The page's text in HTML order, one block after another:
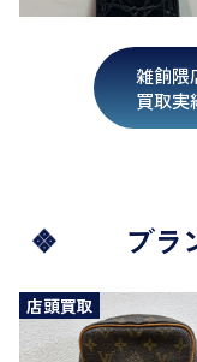
雑餉隈
買取実
ブラ
店頭買取